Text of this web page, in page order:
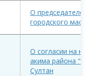
О председателе
городского
О согласии на
акима района
Султан